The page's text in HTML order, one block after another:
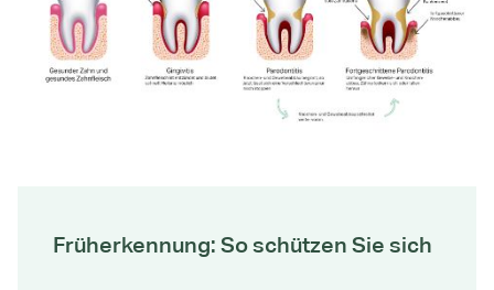
Früherkennung: So schützen Sie sich